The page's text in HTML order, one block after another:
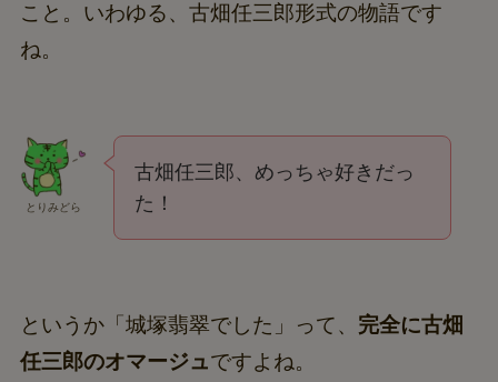
こと。いわゆる、古畑任三郎形式の物語です
ね。
とりみどら
古畑任三郎、めっちゃ好きだっ
た！
というか「城塚翡翠でした」って、 完全に古畑
任三郎のオマージュですよね。